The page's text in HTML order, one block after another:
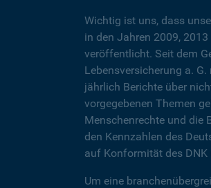
Wichtig ist uns, dass
in den Jahren 2009,
veröffentlicht. Seit dem
Lebensversicherung a.
jährlich Berichte über
vorgegebenen Themen
Menschenrechte und die
den Kennzahlen des
auf Konformität des DNK
Um eine